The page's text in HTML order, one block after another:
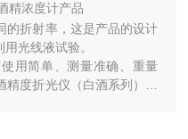
精浓度计产品
的折射率，这是产品的设计
光线液试验。
用简单、测量准确、重量
度折光仪（白酒系列）是